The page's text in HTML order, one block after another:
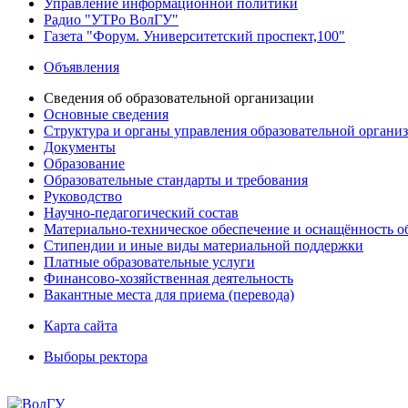
Управление информационной политики
Радио "УТРо ВолГУ"
Газета "Форум. Университетский проспект,100"
Объявления
Сведения об образовательной организации
Основные сведения
Структура и органы управления образовательной
Документы
Образование
Образовательные стандарты и требования
Руководство
Научно-педагогический состав
Материально-техническое обеспечение и оснащённость
Стипендии и иные виды материальной поддержки
Платные образовательные услуги
Финансово-хозяйственная деятельность
Вакантные места для приема (перевода)
Карта сайта
Выборы ректора